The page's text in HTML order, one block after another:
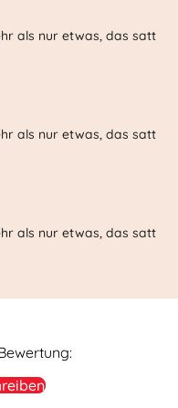
als nur etwas, das satt
als nur etwas, das satt
als nur etwas, das satt